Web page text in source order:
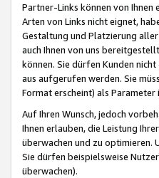
Partner-Links können von
Arten von Links nicht eignet,
Gestaltung und Platzierung
auch Ihnen von uns
können. Sie dürfen Kunden
aus aufgerufen werden. Sie
Format erscheint) als
Auf Ihren Wunsch, jedoch
Ihnen erlauben, die Leistung
überwachen und zu optimieren.
Sie dürfen beispielsweise
überwachen).